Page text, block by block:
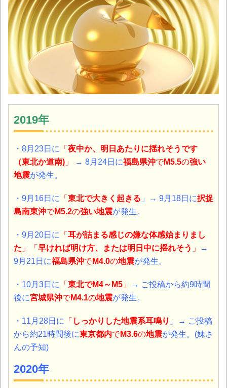
2019年
・8月23日に 「 夜中か、明日あたりに揺れそうです
（東北か道南) 」 → 8月24日に福島県沖でM5.5の強い
地震が発生。
・9月16日に 「 東北で大きく起きる 」→ 9月18日に択捉
島南東沖でM5.2の強い地震が発生。
・9月20日に 「 耳が詰まる感じの嫌な体感始まりまし
た 」「 早ければ明け方、または明日中に揺れそう 」
→
9月21日に福島県沖でM4.0の地震が発生。
・10月3日に 「 東北でM4～M5 」 → ご投稿から約9時間
後に宮城県沖でM4.1の地震が発生。
・11月28日に 「 しっかりした地震系耳鳴り 」→ ご投稿
から約21時間後に東京都内でM3.6の地震が発生。(妹さ
んの予知)
2020年